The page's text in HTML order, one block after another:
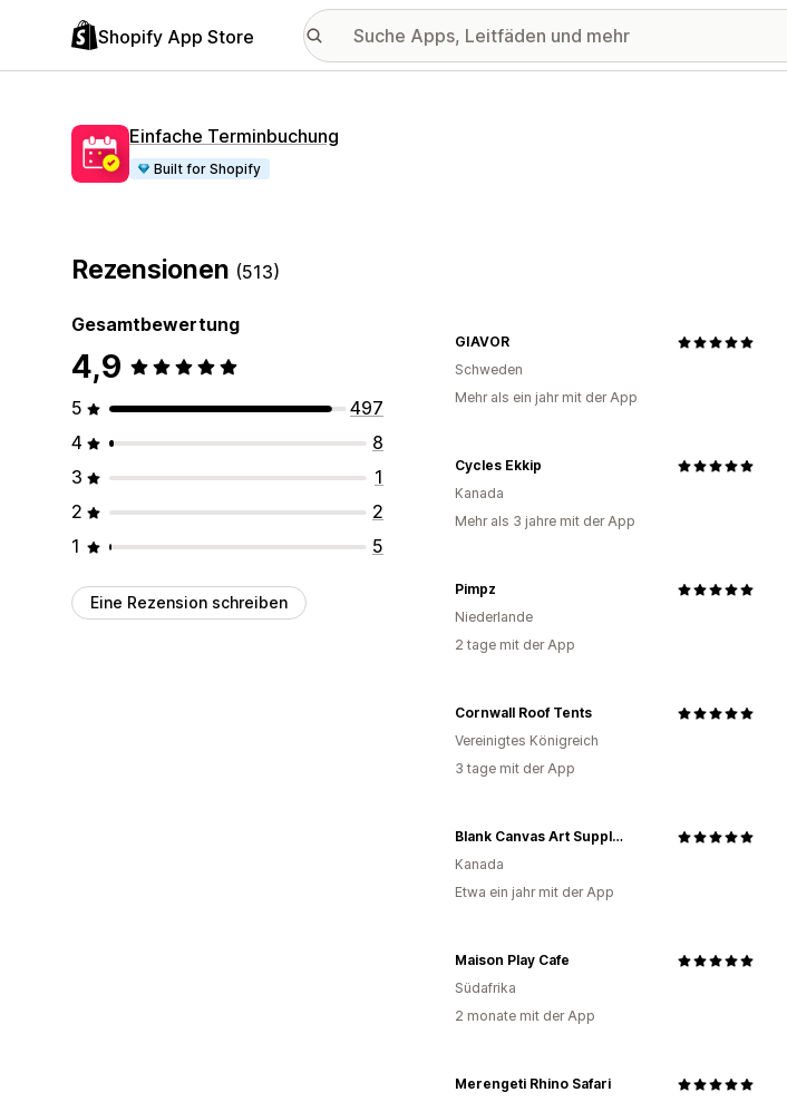
Shopify App Store
Einfache Terminbuchung
Built for Shopify
Rezensionen (513)
Gesamtbewertung
4,9
5
497
4
8
3
1
2
2
1
5
Eine Rezension schreiben
GIAVOR
Schweden
Mehr als ein jahr mit der App
Cycles Ekkip
Kanada
Mehr als 3 jahre mit der App
Pimpz
Niederlande
2 tage mit der App
Cornwall Roof Tents
Vereinigtes Königreich
3 tage mit der App
Blank Canvas Art Supplies
Kanada
Etwa ein jahr mit der App
Maison Play Cafe
Südafrika
2 monate mit der App
Merengeti Rhino Safari